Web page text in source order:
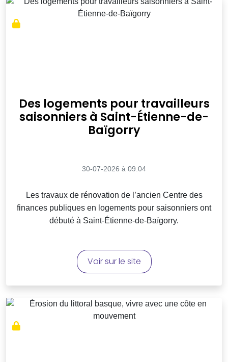
Des logements pour travailleurs
saisonniers à Saint-Étienne-de-
Baïgorry
30-07-2026 à 09:04
Les travaux de rénovation de l’ancien Centre des
finances publiques en logements pour saisonniers ont
débuté à Saint-Étienne-de-Baïgorry.
Voir sur le site